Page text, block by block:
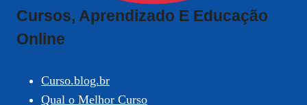
Cursos, Aprendizado E Educação
Online
Curso.blog.br
Qual o Melhor Curso